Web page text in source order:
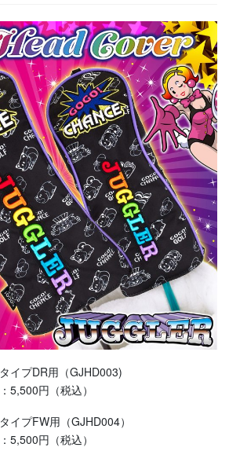
イプDR用（GJHD003)
5,500円（税込）
イプFW用（GJHD004）
5,500円（税込）